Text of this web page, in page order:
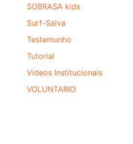
SOBRASA kids
Surf-Salva
Testemunho
Tutorial
Videos Institucionais
VOLUNTARIO